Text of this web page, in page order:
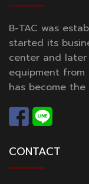
B-TAC was
started its
center and
equipment from
has become the
CONTACT